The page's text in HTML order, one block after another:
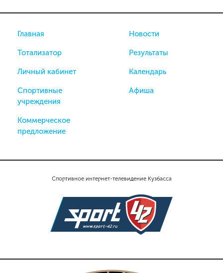
Спортивное интернет-телевидение Кузбасса
Главная
Тотализатор
Личный кабинет
Спортивные
учреждения
Коммерческое
предложение
Новости
Результаты
Календарь
Афиша